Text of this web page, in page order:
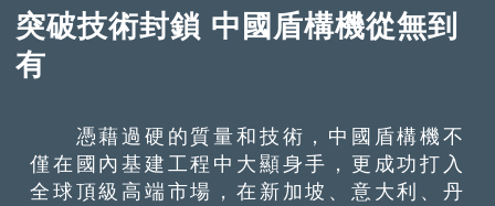
突破技術封鎖 中國盾構機從無到
有
憑藉過硬的質量和技術，中國盾構機不
僅在國內基建工程中大顯身手，更成功打入
全球頂級高端市場，在新加坡、意大利、丹